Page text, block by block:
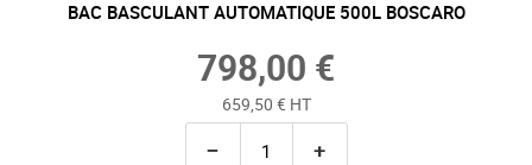
BAC BASCULANT AUTOMATIQUE 500L BOSCARO
798,00 €
659,50 € HT
− +